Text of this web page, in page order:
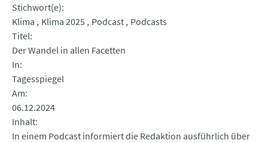
Stichwort(e)
Klima
Klima 2025 Podcast Podcasts
Titel
Der Wandel in allen Facetten
In
Tagesspiegel
Am
06.12.2024
Inhalt
In einem Podcast informiert die Redaktion ausführlich über